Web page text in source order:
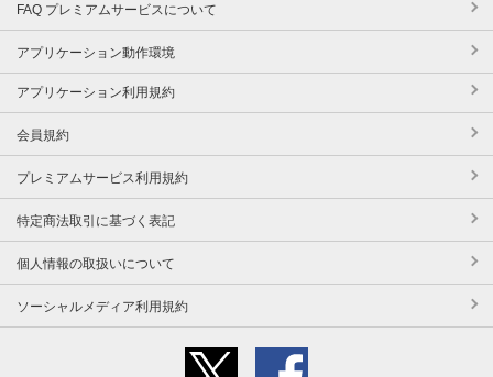
FAQ プレミアムサービスについて
アプリケーション動作環境
アプリケーション利用規約
会員規約
プレミアムサービス利用規約
特定商法取引に基づく表記
個人情報の取扱いについて
ソーシャルメディア利用規約